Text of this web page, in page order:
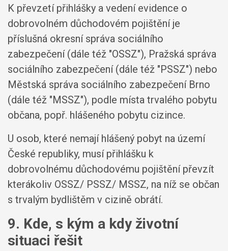
K převzetí přihlášky a vedení evidence o
dobrovolném důchodovém pojištění je
příslušná okresní správa sociálního
zabezpečení (dále též "OSSZ"), Pražská správa
sociálního zabezpečení (dále též "PSSZ") nebo
Městská správa sociálního zabezpečení Brno
(dále též "MSSZ"), podle místa trvalého pobytu
občana, popř. hlášeného pobytu cizince.
U osob, které nemají hlášený pobyt na území
České republiky, musí přihlášku k
dobrovolnému důchodovému pojištění převzít
kterákoliv OSSZ/ PSSZ/ MSSZ, na níž se občan
s trvalým bydlištěm v cizině obrátí.
9. Kde, s kým a kdy životní
situaci řešit